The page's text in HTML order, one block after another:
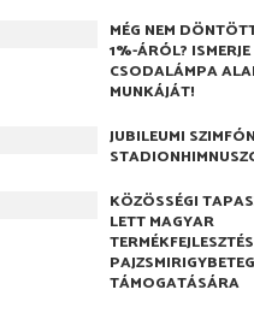
MÉG NEM
1%-ÁRÓL?
CSODALÁMPA
MUNKÁJÁT!
JUBILEUMI
KÖZÖSSÉGI
LETT MAGYAR
TÁMOGATÁSÁRA